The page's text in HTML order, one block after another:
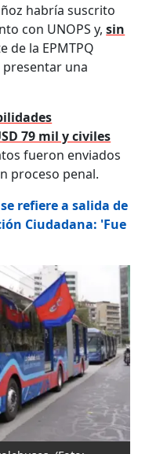
habría suscrito
con UNOPS y,sin
de la EPMTPQ
presentar una
79 mil y civiles
fueron enviados
proceso penal.
refiere a salida de
Ciudadana: 'Fue